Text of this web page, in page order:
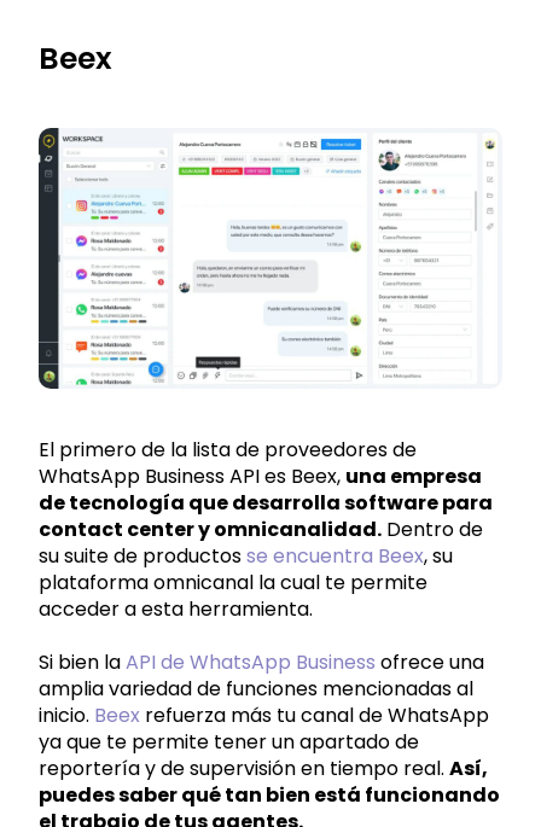
Beex
El primero de la lista de proveedores de
WhatsApp Business API es Beex, una empresa
de tecnología que desarrolla software para
contact center y omnicanalidad. Dentro de
su suite de productosse encuentra Beex, su
plataforma omnicanal la cual te permite
acceder a esta herramienta.
Si bien laAPI de WhatsApp Business ofrece una
amplia variedad de funciones mencionadas al
inicio. Beex refuerza más tu canal de WhatsApp
ya que te permite tener un apartado de
reportería y de supervisión en tiempo real. Así,
puedes saber qué tan bien está funcionando